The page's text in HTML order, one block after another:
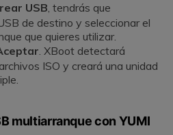
USB, tendrás que
de destino y seleccionar el
que quieres utilizar.
. XBoot detectará
ISO y creará una unidad
multiarranque con YUMI